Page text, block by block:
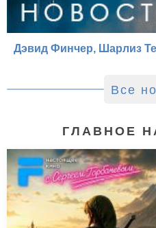
Дэвид Финчер, Шарлиз
Все
ГЛАВНОЕ